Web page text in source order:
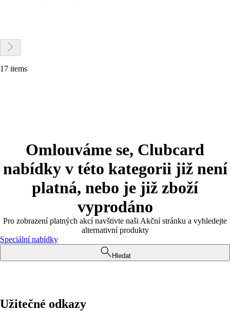
17 items
Omlouváme se, Clubcard
nabídky v této kategorii již není
platná, nebo je již zboží
vyprodáno
Pro zobrazení platných akcí navštivte naši Akční stránku a vyhledejte
alternativní produkty
Speciální nabídky
Hledat
Užitečné odkazy